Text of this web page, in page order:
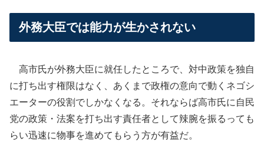
外務大臣では能力が生かされない
高市氏が外務大臣に就任したところで、対中政策を独自
に打ち出す権限はなく、あくまで政権の意向で動くネゴシ
エーターの役割でしかなくなる。それならば高市氏に自民
党の政策・法案を打ち出す責任者として辣腕を振るっても
らい迅速に物事を進めてもらう方が有益だ。